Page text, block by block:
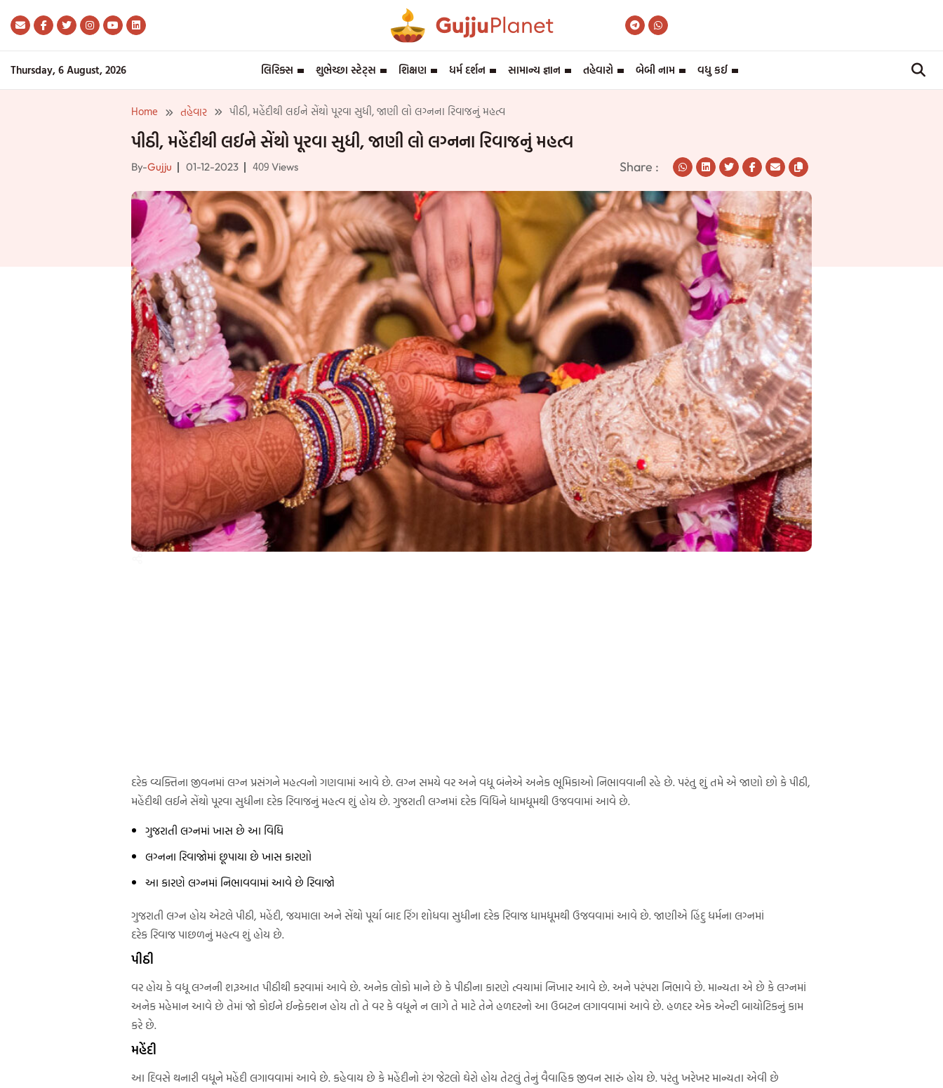
Thursday, 6 August, 2026 લિરિક્સ શુભેચ્છા સ્ટેટ્સ શિક્ષણ ધર્મ દર્શન સામાન્ય જ્ઞાન તહેવારો બેબી નામ વધુ કઈ
Home તહેવાર પીઠી, મહેંદીથી લઈને સેંથો પૂરવા સુધી, જાણી લો લગ્નના રિવાજનું મહત્વ
પીઠી, મહેંદીથી લઈને સેંથો પૂરવા સુધી, જાણી લો લગ્નના રિવાજનું મહત્વ
By-Gujju 01-12-2023 409 Views Share :
દરેક વ્યક્તિના જીવનમાં લગ્ન પ્રસંગને મહત્વનો ગણવામાં આવે છે. લગ્ન સમયે વર અને વધૂ બંનેએ અનેક ભૂમિકાઓ નિભાવવાની રહે છે. પરંતુ શું તમે એ જાણો છો કે પીઠી,
મહેંદીથી લઈને સેંથો પૂરવા સુધીના દરેક રિવાજનું મહત્વ શું હોય છે. ગુજરાતી લગ્નમાં દરેક વિધિને ધામધૂમથી ઉજવવામાં આવે છે.
ગુજરાતી લગ્નમાં ખાસ છે આ વિધિ
લગ્નના રિવાજોમાં છૂપાયા છે ખાસ કારણો
આ કારણે લગ્નમાં નિભાવવામાં આવે છે રિવાજો
ગુજરાતી લગ્ન હોય એટલે પીઠી, મહેંદી, જયમાલા અને સેંથો પૂર્યા બાદ રિંગ શોધવા સુધીના દરેક રિવાજ ધામધૂમથી ઉજવવામાં આવે છે. જાણીએ હિંદુ ધર્મના લગ્નમાં
દરેક રિવાજ પાછળનું મહત્વ શું હોય છે.
પીઠી
વર હોય કે વધૂ લગ્નની શરૂઆત પીઠીથી કરવામાં આવે છે. અનેક લોકો માને છે કે પીઠીના કારણે ત્વચામાં નિખાર આવે છે. અને પરંપરા નિભાવે છે. માન્યતા એ છે કે લગ્નમાં
અનેક મહેમાન આવે છે તેમાં જો કોઈને ઈન્ફેક્શન હોય તો તે વર કે વધૂને ન લાગે તે માટે તેને હળદરનો આ ઉબટન લગાવવામાં આવે છે. હળદર એક એન્ટી બાયોટિકનું કામ
કરે છે.
મહેંદી
આ દિવસે થનારી વધૂને મહેંદી લગાવવામાં આવે છે. કહેવાય છે કે મહેંદીનો રંગ જેટલો ઘેરો હોય તેટલું તેનું વૈવાહિક જીવન સારું હોય છે. પરંતુ ખરેખર માન્યતા એવી છે